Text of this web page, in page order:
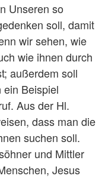
Unseren so
soll, damit
wir sehen, wie
wie ihnen durch
außerdem soll
ein Beispiel
Aus der Hl.
dass man die
suchen soll.
und Mittler
Jesus